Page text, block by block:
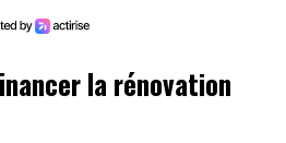
la rénovation